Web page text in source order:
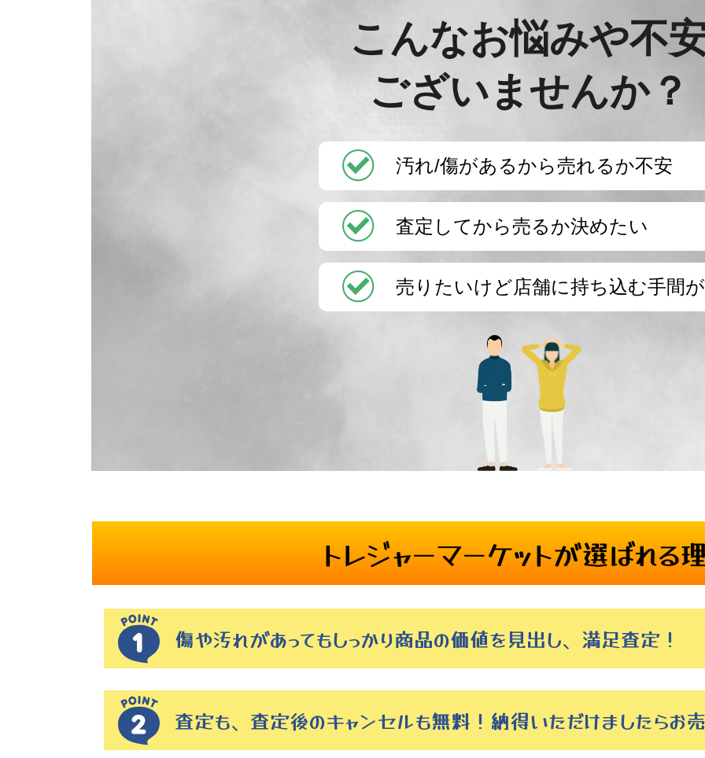
こんなお悩みや不
ございませんか？
汚れ/傷があるから売れるか不安
査定してから売るか決めたい
売りたいけど店舗に持ち込む手間
トレジャーマーケットが選ばれる
傷や汚れがあってもしっかり商品の価値を見出し、満足査定！
査定も、査定後のキャンセルも無料！納得いただけましたらお